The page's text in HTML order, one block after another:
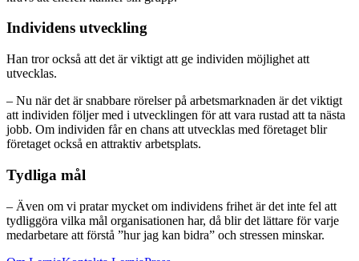
Individens utveckling
Han tror också att det är viktigt att ge individen möjlighet att
utvecklas.
– Nu när det är snabbare rörelser på arbetsmarknaden är det viktigt
att individen följer med i utvecklingen för att vara rustad att ta nästa
jobb. Om individen får en chans att utvecklas med företaget blir
företaget också en attraktiv arbetsplats.
Tydliga mål
– Även om vi pratar mycket om individens frihet är det inte fel att
tydliggöra vilka mål organisationen har, då blir det lättare för varje
medarbetare att förstå ”hur jag kan bidra” och stressen minskar.